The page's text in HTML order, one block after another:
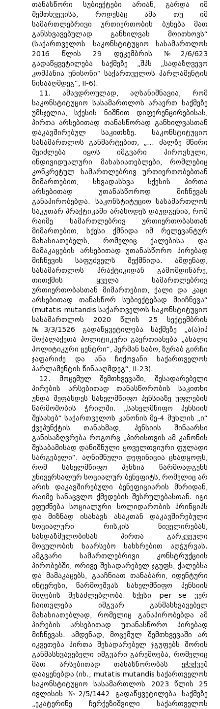
თანასწორი სუბიექტები არიან, გარდა იმ
შემთხვევისა, როდესაც ამა თუ იმ
სამართლებრივი ურთიერთობის ბუნება მათ
განსხვავებულად განხილვას მოითხოვს“
(საქართველოს საკონსტიტუციო სასამართლოს
2016 წლის 29 დეკემბრის №2/6/623
გადაწყვეტილება საქმეზე „შპს „სადაზღვევო
კომპანია უნისონი“ საქართველოს პარლამენტის
წინააღმდეგ“, II-6).
11. ამავდროულად, აღსანიშნავია, რომ
საკონსტიტუციო სასამართლოს არაერთ საქმეზე
უმსჯელია, სქესის ნიშნით დიფერენცირებისას,
პირთა არსებითად თანასწორად განხილვასთან
დაკავშირებულ საკითხზე. საკონსტიტუციო
სასამართლოს განმარტებით, „... ძალზე მწირი
შეიძლება იყოს იმგვარი პიროვნული,
ინდივიდუალური მახასიათებლები, რომლებიც
კონკრეტულ სამართლებრივ ურთიერთობებთან
მიმართებით, სხვადასხვა სქესის პირთა
არსებითად უთანასწოროდ მიჩნევას
განაპირობებდა. საკონსტიტუციო სასამართლოს
საკუთარ პრაქტიკაში არასოდეს დაუდგენია, რომ
რაიმე სამართლებრივ ურთიერთობასთან
მიმართებით, სქესი ქმნიდა იმ რელევანტურ
მახასიათებელს, რომელიც ქალებისა და
მამაკაცების არსებითად უთანასწორო პირებად
მიჩნევის საფუძველს შექმნიდა. ამდენად,
სასამართლოს პრაქტიკიდან გამომდინარე,
თითქმის ყველა სამართლებრივ
ურთიერთობასთან მიმართებით, ქალი და კაცი
არსებითად თანასწორ სუბიექტებად მიიჩნევა“
(mutatis mutandis საქართველოს საკონსტიტუციო
სასამართლოს 2020 წლის 25 სექტემბრის
№3/3/1526 გადაწყვეტილება საქმეზე „ა(ა)იპ
მოქალაქეთა პოლიტიკური გაერთიანება „ახალი
პოლიტიკური ცენტრი“, ჰერმან საბო, ზურაბ გირჩი
ჯაფარიძე და ანა ჩიქოვანი საქართველოს
პარლამენტის წინააღმდეგ“, II-23).
12. მოცემულ შემთხვევაში, შესადარებელი
პირების არსებითად თანასწორობის საკითხი
უნდა შეფასდეს სახელმწიფო პენსიაზე უფლების
წარმოშობის ჭრილში. „სახელმწიფო პენსიის
შესახებ“ საქართველოს კანონის მე-4 მუხლის „ი“
ქვეპუნქტის თანახმად, პენსიის შინაარსი
განისაზღვრება როგორც „პირისთვის ამ კანონის
შესაბამისად დანიშნული ყოველთვიური ფულადი
სარგებელი“. აღნიშნული დეფინიცია ცხადყოფს,
რომ სახელმწიფო პენსია წარმოადგენს
უნივერსალურ სოციალურ ბენეფიტს, რომელიც არ
არის დაკავშირებული ბენეფიციარის მხრიდან,
რაიმე სანაცვლო ქმედების შესრულებასთან. იგი
ეფუძნება სოციალური სოლიდარობის პრინციპს
და მიზნად ისახავს ასაკთან დაკავშირებული
სოციალური რისკის ნიველირებას,
ხანდაზმულობისას პირთა გარკვეული
მოცულობის საარსებო სახსრებით აღჭურვას.
ამგვარი სამართლებრივი კონსტრუქციის
პირობებში, ორივე შესადარებელ ჯგუფს, ქალებსა
და მამაკაცებს, გააჩნიათ თანაბარი, იდენტური
ინტერესი, წარმოეშვას სახელმწიფო პენსიის
მიღების შესაძლებლობა. სქესი per se ვერ
ჩაითვლება იმგვარ განმასხვავებელ
მახასიათებლად, რომელიც განაპირობებდა ამ
პირების არსებითად უთანასწორო პირებად
მიჩნევას. ამდენად, მოცემულ შემთხვევაში არ
იკვეთება პირთა შესადარებელ ჯგუფებს შორის
განმასხვავებელი იმგვარი გარემოება, რომელიც
მათ არსებითად თანასწორობას ეჭვქვეშ
დააყენებდა (იხ., mutatis mutandis საქართველოს
საკონსტიტუციო სასამართლოს 2023 წლის 25
ივლისის №2/5/1442 გადაწყვეტილება საქმეზე
„ეკატერინე ჩერქეზიშვილი საქართველოს